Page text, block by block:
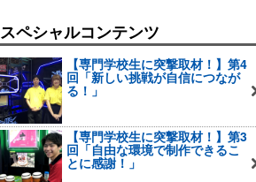
スペシャルコンテンツ
【専門学校生に突撃取材！】第4
回「新しい挑戦が自信につなが
る！」
【専門学校生に突撃取材！】第3
回「自由な環境で制作できるこ
とに感謝！」